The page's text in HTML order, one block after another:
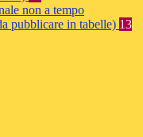
non a tempo
pubblicare in tabelle) 13